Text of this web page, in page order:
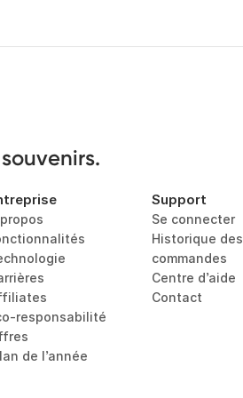
responsabilité
de l’année
Support
Se connecter
Historique des
commandes
Centre d’aide
Contact